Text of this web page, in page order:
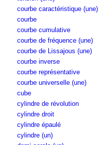
courbe caractéristique (une)
courbe
courbe cumulative
courbe de fréquence (une)
courbe de Lissajous (une)
courbe inverse
courbe représentative
courbe universelle (une)
cube
cylindre de révolution
cylindre droit
cylindre épaulé
cylindre (un)